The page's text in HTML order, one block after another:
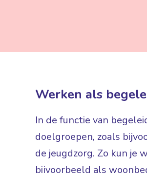
Werken als
In de functie van
doelgroepen, zoals
de jeugdzorg. Zo kun je
bijvoorbeeld als